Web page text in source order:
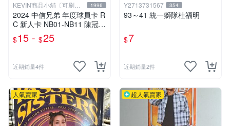
KEVIN商品小舖〔可刷
卡〕
1996
2024 中信兄弟 年度球員卡 R
C 新人卡 NB01-NB11 陳冠穎
伍立辰 鄧朝駿 游竣宥 朱宏樺
劉亦智 陳九登 徐紹予 黃霆杉
$15 - $25
近期銷量4件
Y2713731567 354
93～41 統一獅隊杜福明
$7
近期銷量2件
人氣賣家 超人氣賣家